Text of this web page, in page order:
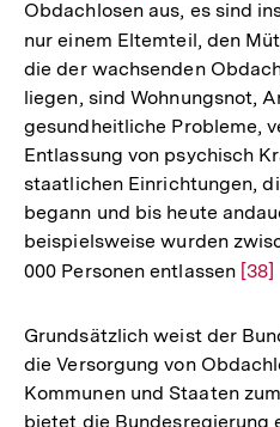
Auflösung
der
Fußnote
Obdachlosen aus, es sind
nur einem Eltemteil, den
die der wachsenden
liegen, sind Wohnungsnot,
gesundheitliche Probleme,
Entlassung von psychisch
staatlichen Einrichtungen,
begann und bis heute
beispielsweise wurden
000 Personen entlassen Zur
der
[38]
Grundsätzlich weist der
die Versorgung von
Kommunen und Staaten
bietet die Bundesregierung